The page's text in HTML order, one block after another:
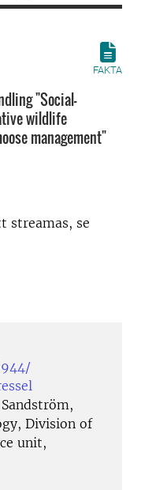
FAKTA
"Social-
wildlife
management"
streamas, se
Division of
unit,